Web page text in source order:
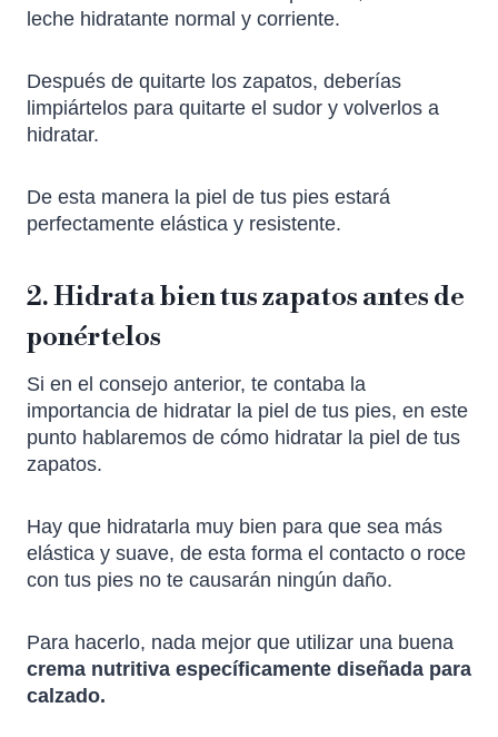
leche hidratante normal y corriente.
Después de quitarte los zapatos, deberías
limpiártelos para quitarte el sudor y volverlos a
hidratar.
De esta manera la piel de tus pies estará
perfectamente elástica y resistente.
2. Hidrata bien tus zapatos antes de
ponértelos
Si en el consejo anterior, te contaba la
importancia de hidratar la piel de tus pies, en este
punto hablaremos de cómo hidratar la piel de tus
zapatos.
Hay que hidratarla muy bien para que sea más
elástica y suave, de esta forma el contacto o roce
con tus pies no te causarán ningún daño.
Para hacerlo, nada mejor que utilizar una buena
crema nutritiva específicamente diseñada para
calzado.